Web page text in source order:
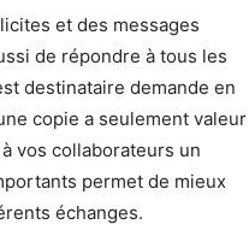
et des messages
de répondre à tous les
destinataire demande en
copie a seulement valeur
vos collaborateurs un
permet de mieux
échanges.